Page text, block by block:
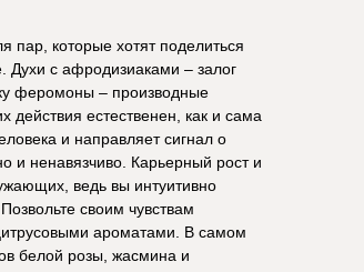
пар, которые хотят поделиться
Духи с афродизиаками – залог
феромоны – производные
действия естественен, как и сама
и направляет сигнал о
и ненавязчиво. Карьерный рост и
ведь вы интуитивно
своим чувствам
ароматами. В самом
белой розы, жасмина и